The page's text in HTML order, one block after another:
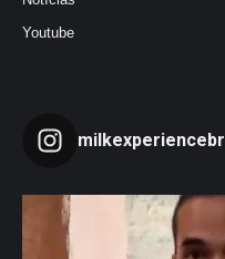
Youtube
milkexperiencebr